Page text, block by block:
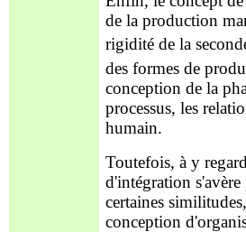
de la production
rigidité de la
des formes de
conception de la
processus, les
humain.
Toutefois, à y
d'intégration
certaines
conception